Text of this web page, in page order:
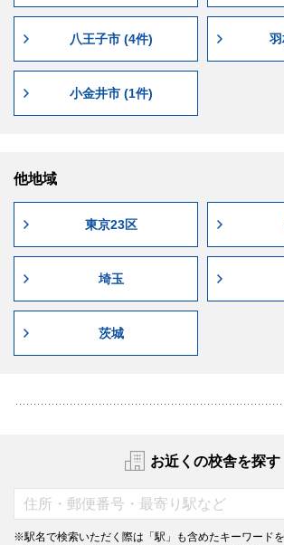
八王子市 (4件)
小金井市 (1件)
他地域
東京23区
埼玉
茨城
お近くの校舎を探す
※駅名で検索いただく際は「駅」も含めたキーワードを